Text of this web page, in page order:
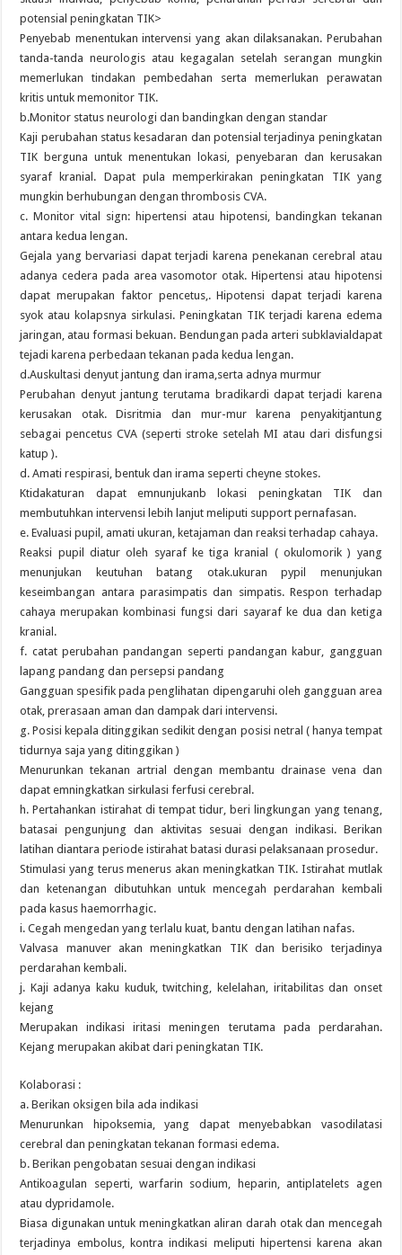
potensial peningkatan TIK>
Penyebab menentukan intervensi yang akan dilaksanakan. Perubahan
tanda-tanda neurologis atau kegagalan setelah serangan mungkin
memerlukan tindakan pembedahan serta memerlukan perawatan
kritis untuk memonitor TIK.
b.Monitor status neurologi dan bandingkan dengan standar
Kaji perubahan status kesadaran dan potensial terjadinya peningkatan
TIK berguna untuk menentukan lokasi, penyebaran dan kerusakan
syaraf kranial. Dapat pula memperkirakan peningkatan TIK yang
mungkin berhubungan dengan thrombosis CVA.
c. Monitor vital sign: hipertensi atau hipotensi, bandingkan tekanan
antara kedua lengan.
Gejala yang bervariasi dapat terjadi karena penekanan cerebral atau
adanya cedera pada area vasomotor otak. Hipertensi atau hipotensi
dapat merupakan faktor pencetus,. Hipotensi dapat terjadi karena
syok atau kolapsnya sirkulasi. Peningkatan TIK terjadi karena edema
jaringan, atau formasi bekuan. Bendungan pada arteri subklavialdapat
tejadi karena perbedaan tekanan pada kedua lengan.
d.Auskultasi denyut jantung dan irama,serta adnya murmur
Perubahan denyut jantung terutama bradikardi dapat terjadi karena
kerusakan otak. Disritmia dan mur-mur karena penyakitjantung
sebagai pencetus CVA (seperti stroke setelah MI atau dari disfungsi
katup ).
d. Amati respirasi, bentuk dan irama seperti cheyne stokes.
Ktidakaturan dapat emnunjukanb lokasi peningkatan TIK dan
membutuhkan intervensi lebih lanjut meliputi support pernafasan.
e. Evaluasi pupil, amati ukuran, ketajaman dan reaksi terhadap cahaya.
Reaksi pupil diatur oleh syaraf ke tiga kranial ( okulomorik ) yang
menunjukan keutuhan batang otak.ukuran pypil menunjukan
keseimbangan antara parasimpatis dan simpatis. Respon terhadap
cahaya merupakan kombinasi fungsi dari sayaraf ke dua dan ketiga
kranial.
f. catat perubahan pandangan seperti pandangan kabur, gangguan
lapang pandang dan persepsi pandang
Gangguan spesifik pada penglihatan dipengaruhi oleh gangguan area
otak, prerasaan aman dan dampak dari intervensi.
g. Posisi kepala ditinggikan sedikit dengan posisi netral ( hanya tempat
tidurnya saja yang ditinggikan )
Menurunkan tekanan artrial dengan membantu drainase vena dan
dapat emningkatkan sirkulasi ferfusi cerebral.
h. Pertahankan istirahat di tempat tidur, beri lingkungan yang tenang,
batasai pengunjung dan aktivitas sesuai dengan indikasi. Berikan
latihan diantara periode istirahat batasi durasi pelaksanaan prosedur.
Stimulasi yang terus menerus akan meningkatkan TIK. Istirahat mutlak
dan ketenangan dibutuhkan untuk mencegah perdarahan kembali
pada kasus haemorrhagic.
i. Cegah mengedan yang terlalu kuat, bantu dengan latihan nafas.
Valvasa manuver akan meningkatkan TIK dan berisiko terjadinya
perdarahan kembali.
j. Kaji adanya kaku kuduk, twitching, kelelahan, iritabilitas dan onset
kejang
Merupakan indikasi iritasi meningen terutama pada perdarahan.
Kejang merupakan akibat dari peningkatan TIK.
Kolaborasi :
a. Berikan oksigen bila ada indikasi
Menurunkan hipoksemia, yang dapat menyebabkan vasodilatasi
cerebral dan peningkatan tekanan formasi edema.
b. Berikan pengobatan sesuai dengan indikasi
Antikoagulan seperti, warfarin sodium, heparin, antiplatelets agen
atau dypridamole.
Biasa digunakan untuk meningkatkan aliran darah otak dan mencegah
terjadinya embolus, kontra indikasi meliputi hipertensi karena akan